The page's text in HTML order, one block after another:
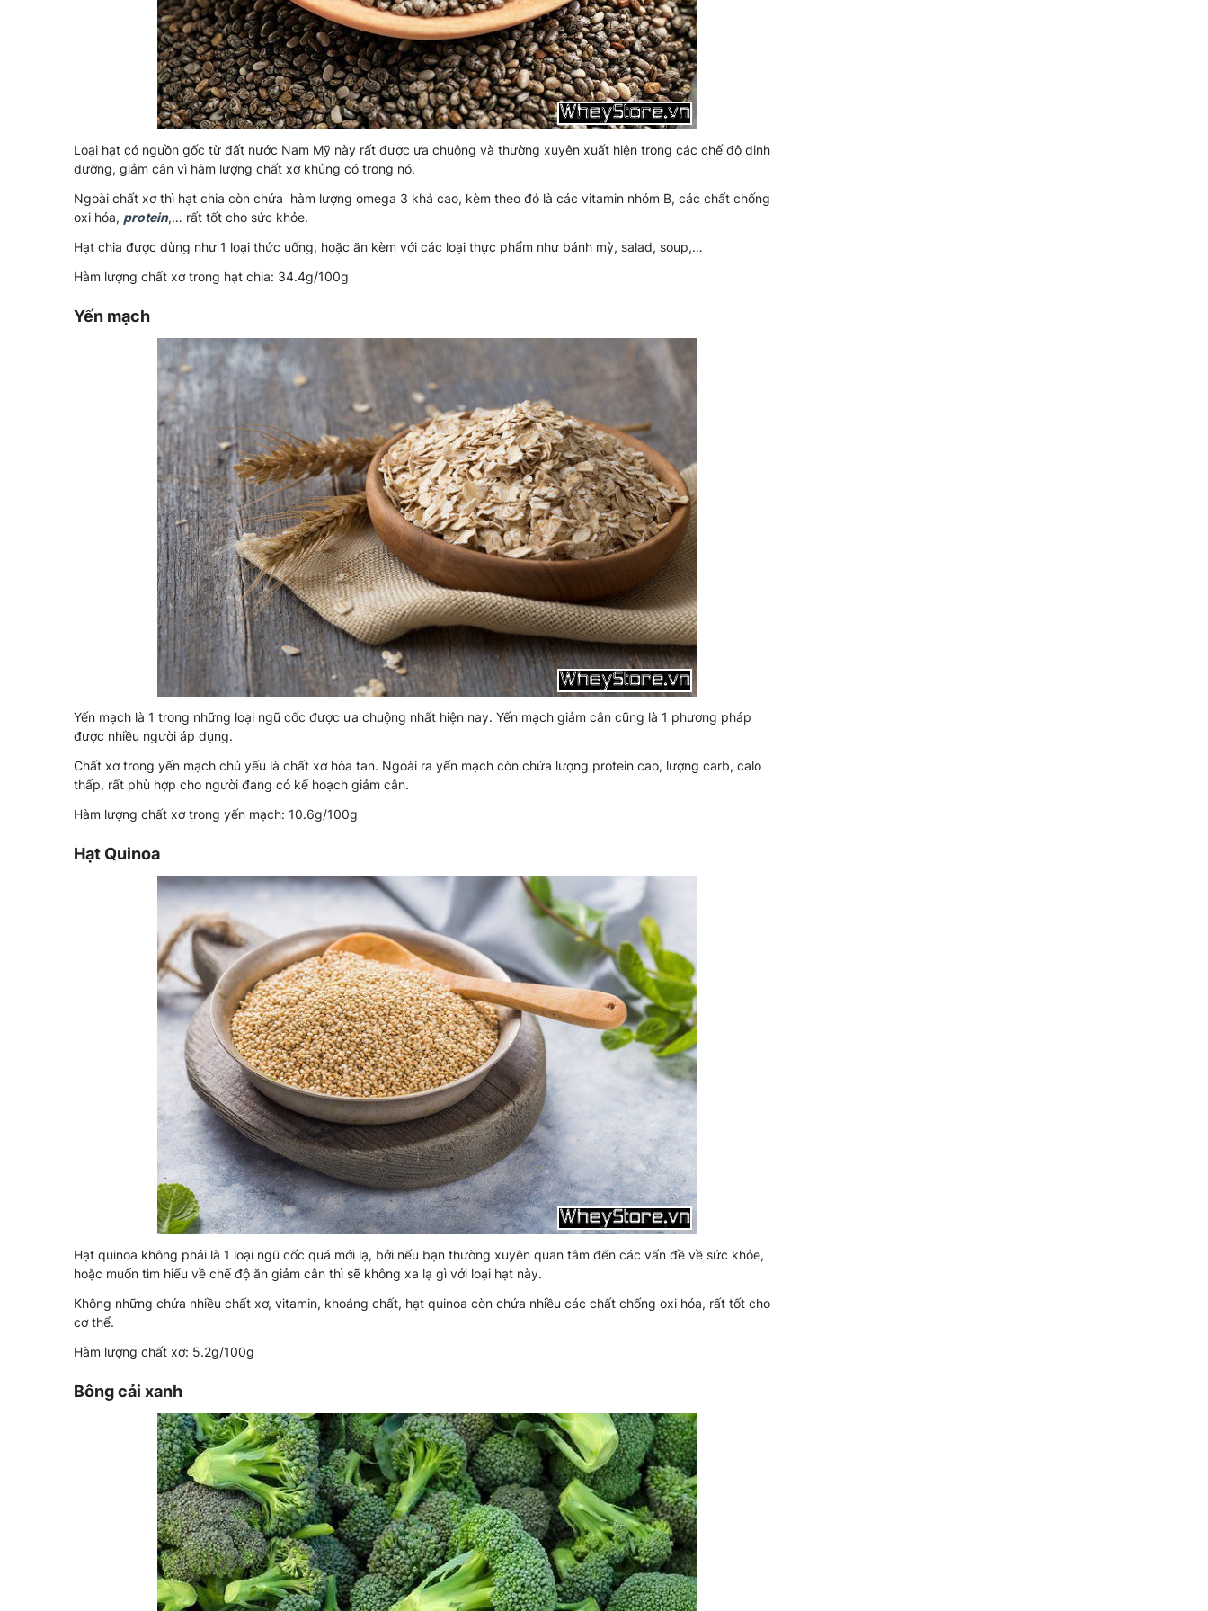
Loại hạt có nguồn gốc từ đất nước Nam Mỹ này rất được ưa chuộng và thường xuyên xuất hiện trong các chế độ dinh
dưỡng, giảm cân vì hàm lượng chất xơ khủng có trong nó.
Ngoài chất xơ thì hạt chia còn chứa hàm lượng omega 3 khá cao, kèm theo đó là các vitamin nhóm B, các chất chống
oxi hóa, protein,… rất tốt cho sức khỏe.
Hạt chia được dùng như 1 loại thức uống, hoặc ăn kèm với các loại thực phẩm như bánh mỳ, salad, soup,…
Hàm lượng chất xơ trong hạt chia: 34.4g/100g
Yến mạch
Yến mạch là 1 trong những loại ngũ cốc được ưa chuộng nhất hiện nay. Yến mạch giảm cân cũng là 1 phương pháp
được nhiều người áp dụng.
Chất xơ trong yến mạch chủ yếu là chất xơ hòa tan. Ngoài ra yến mạch còn chứa lượng protein cao, lượng carb, calo
thấp, rất phù hợp cho người đang có kế hoạch giảm cân.
Hàm lượng chất xơ trong yến mạch: 10.6g/100g
Hạt Quinoa
Hạt quinoa không phải là 1 loại ngũ cốc quá mới lạ, bởi nếu bạn thường xuyên quan tâm đến các vấn đề về sức khỏe,
hoặc muốn tìm hiểu về chế độ ăn giảm cân thì sẽ không xa lạ gì với loại hạt này.
Không những chứa nhiều chất xơ, vitamin, khoáng chất, hạt quinoa còn chứa nhiều các chất chống oxi hóa, rất tốt cho
cơ thể.
Hàm lượng chất xơ: 5.2g/100g
Bông cải xanh